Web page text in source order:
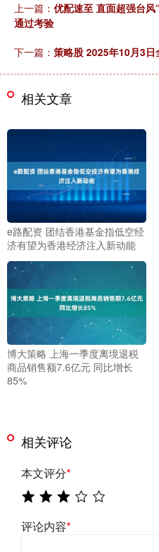
上一篇： 优配速至 直面超强台
通过考验
下一篇： 策略股 2025年10月3
相关文章
e路配资 团结香港基金指低空经
济有望为香港经济注入新动能
博大策略 上海一季度离境退税
商品销售额7.6亿元 同比增长
85%
相关评论
本文评分*
评论内容*